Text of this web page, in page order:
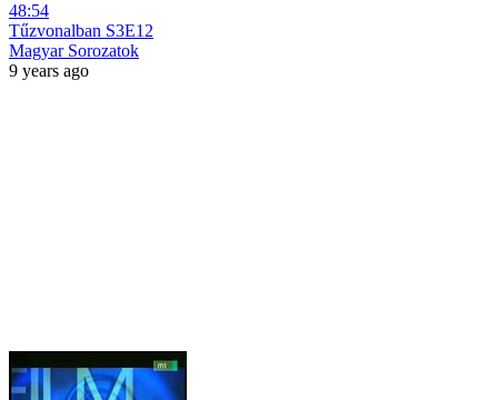
48:54
Tűzvonalban S3E12
Magyar Sorozatok
9 years ago